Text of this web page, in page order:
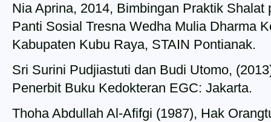
Nia Aprina, 2014, Bimbingan Praktik
Panti Sosial Tresna Wedha Mulia Dharma
Kabupaten Kubu Raya, STAIN Pontianak.
Sri Surini Pudjiastuti dan Budi Utomo,
Penerbit Buku Kedokteran EGC: Jakarta.
Thoha Abdullah Al-Afifgi (1987), Hak